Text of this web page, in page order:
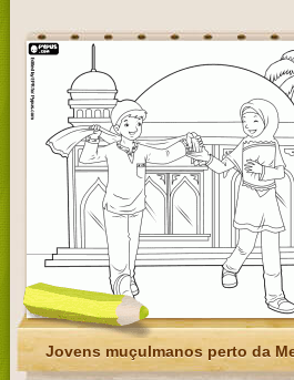
Jovens muçulmanos perto da